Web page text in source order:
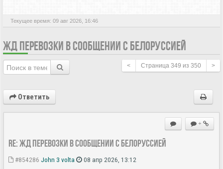
Текущее время: 09 авг 2026, 16:46
ЖД ПЕРЕВОЗКИ В СООБЩЕНИИ С БЕЛОРУССИЕЙ
< Страница 349 из 350 >
Ответить
+
Re: ЖД перевозки в сообщении с Белоруссией
#854286 John 3 volta 08 апр 2026, 13:12